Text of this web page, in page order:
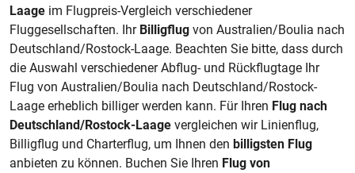
Laage im Flugpreis-Vergleich verschiedener
Fluggesellschaften. Ihr Billigflug von Australien/Boulia nach
Deutschland/Rostock-Laage. Beachten Sie bitte, dass durch
die Auswahl verschiedener Abflug- und Rückflugtage Ihr
Flug von Australien/Boulia nach Deutschland/Rostock-
Laage erheblich billiger werden kann. Für Ihren Flug nach
Deutschland/Rostock-Laage vergleichen wir Linienflug,
Billigflug und Charterflug, um Ihnen den billigsten Flug
anbieten zu können. Buchen Sie Ihren Flug von